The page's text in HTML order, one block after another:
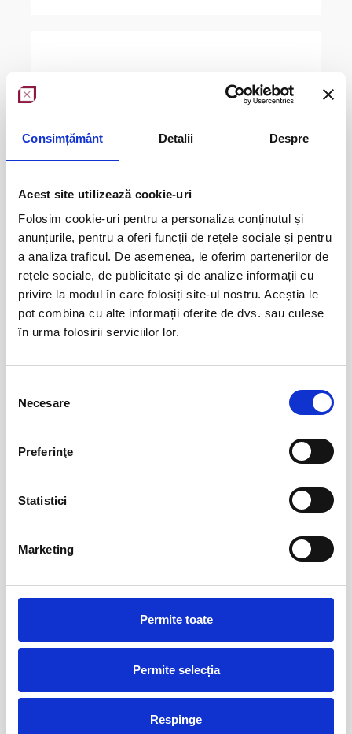
Consimțământ Detalii Despre
Acest site utilizează cookie-uri
Folosim cookie-uri pentru a personaliza conținutul și
anunțurile, pentru a oferi funcții de rețele sociale și pentru
a analiza traficul. De asemenea, le oferim partenerilor de
rețele sociale, de publicitate și de analize informații cu
privire la modul în care folosiți site-ul nostru. Aceștia le
pot combina cu alte informații oferite de dvs. sau culese
în urma folosirii serviciilor lor.
consimțământului
Necesare
Preferinţe
Statistici
Marketing
Permite toate
Permite selecția
Respinge
BOMA Survey